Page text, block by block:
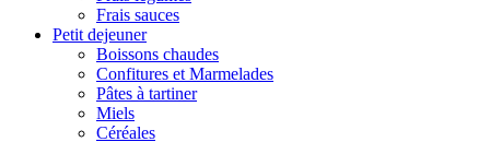
Frais sauces
Petit dejeuner
Boissons chaudes
Confitures et Marmelades
Pâtes à tartiner
Miels
Céréales